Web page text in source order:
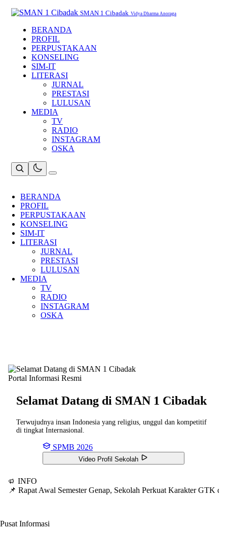
SMAN 1 Cibadak Vidya Dharma Anoraga
BERANDA
PROFIL
PERPUSTAKAAN
KONSELING
SIM-IT
LITERASI
JURNAL
PRESTASI
LULUSAN
MEDIA
TV
RADIO
INSTAGRAM
OSKA
BERANDA
PROFIL
PERPUSTAKAAN
KONSELING
SIM-IT
LITERASI
JURNAL
PRESTASI
LULUSAN
MEDIA
TV
RADIO
INSTAGRAM
OSKA
Portal Informasi Resmi
Selamat Datang di SMAN 1 Cibadak
Terwujudnya insan Indonesia yang religius, unggul dan kompetitif
di tingkat Internasional.
SPMB 2026
Video Profil Sekolah
INFO
📌 Rapat Awal Semester Genap, Sekolah Perkuat Karakter GTK
Pusat Informasi